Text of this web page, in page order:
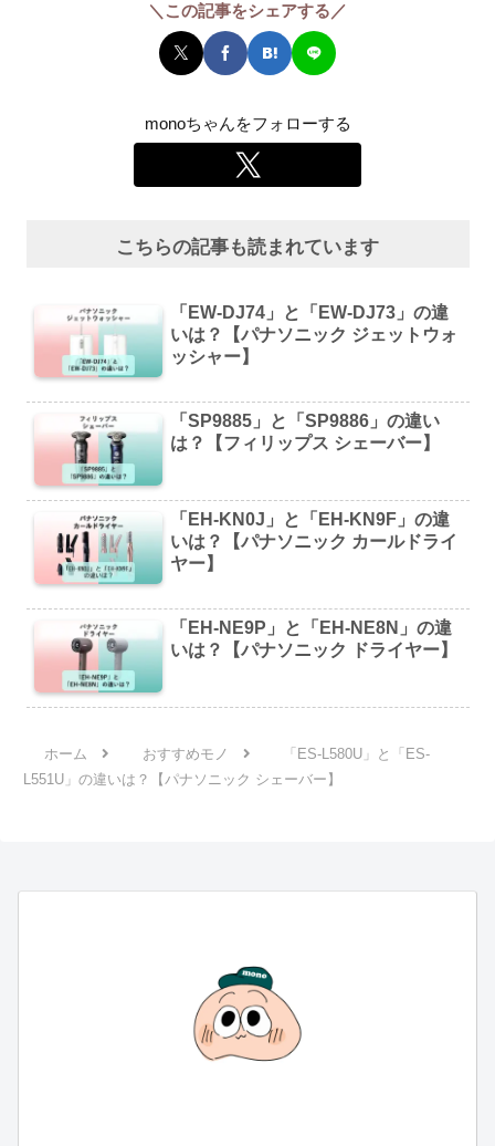
＼この記事をシェアする／
monoちゃんをフォローする
こちらの記事も読まれています
「EW-DJ74」と「EW-DJ73」の違
いは？【パナソニック ジェットウォ
ッシャー】
「SP9885」と「SP9886」の違い
は？【フィリップス シェーバー】
「EH-KN0J」と「EH-KN9F」の違
いは？【パナソニック カールドライ
ヤー】
「EH-NE9P」と「EH-NE8N」の違
いは？【パナソニック ドライヤー】
ホーム おすすめモノ
「ES-L580U」と「ES-
L551U」の違いは？【パナソニック シェーバー】